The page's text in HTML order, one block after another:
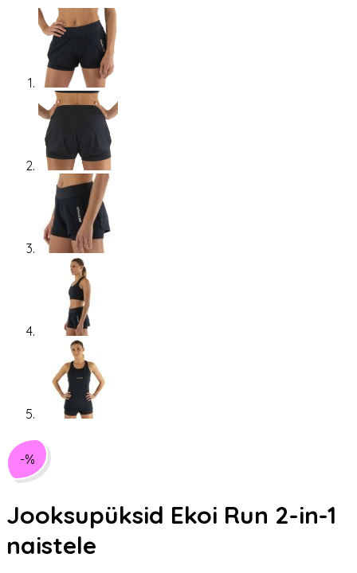
-%
Jooksupüksid Ekoi Run 2-in-1
naistele